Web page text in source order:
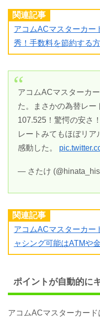
関連記事
アコムACマスターカー
秀！手数料を節約する
アコムACマスターカ
た。まさかの為替レー
107.525！驚愕の安さ
レートみてもほぼリア
感動した。
— さたけ
関連記事
アコムACマスターカー
ャシング可能はATMや
ポイントが自動的に
アコムACマスターカー